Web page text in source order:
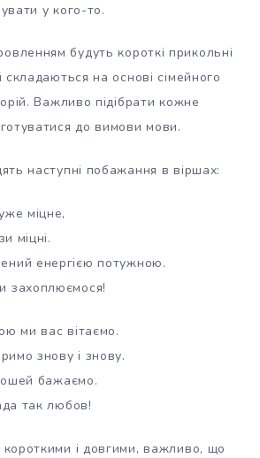
у кого-то.
будуть короткі прикольні
складаються на основі сімейного
Важливо підібрати кожне
до вимови мови.
наступні побажання в віршах:
міцне,
міцні.
енергією потужною.
ми вас вітаємо.
знову і знову.
бажаємо.
так любов!
короткими і довгими, важливо, що